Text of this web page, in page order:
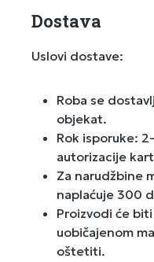
Dostava
Uslovi dostave:
Roba se
objekat.
Rok isporuke:
autorizacije
Za narudžbine
naplaćuje 300
Proizvodi će
uobičajenom
oštetiti.